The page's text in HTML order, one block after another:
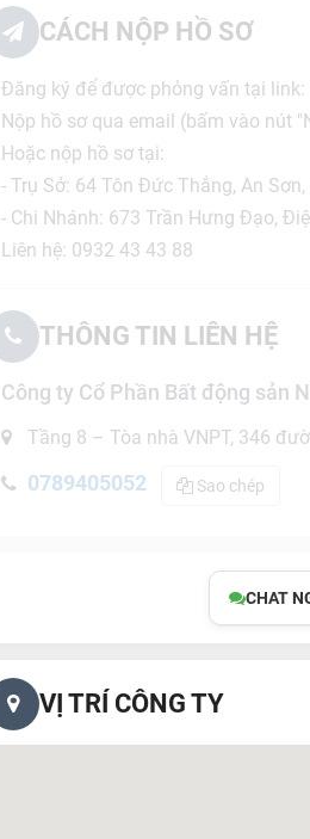
CÁCH NỘP HỒ SƠ
Đăng ký để được phỏng vấn tại
Nộp hồ sơ qua email (bấm vào nút
Hoặc nộp hồ sơ tại:
- Trụ Sở: 64 Tôn Đức Thắng, An
- Chi Nhánh: 673 Trần Hưng Đạo,
Liên hệ: 0932 43 43 88
THÔNG TIN LIÊN HỆ
Công ty Cổ Phần Bất động sản
Tầng 8 – Tòa nhà VNPT, 346
0789405052 Sao chép
CHAT
VỊ TRÍ CÔNG TY